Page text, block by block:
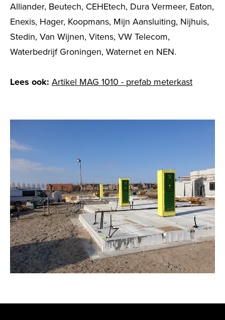
Alliander, Beutech, CEHEtech, Dura Vermeer, Eaton,
Enexis, Hager, Koopmans, Mijn Aansluiting, Nijhuis,
Stedin, Van Wijnen, Vitens, VW Telecom,
Waterbedrijf Groningen, Waternet en NEN.
Lees ook: Artikel MAG 1010 - prefab meterkast